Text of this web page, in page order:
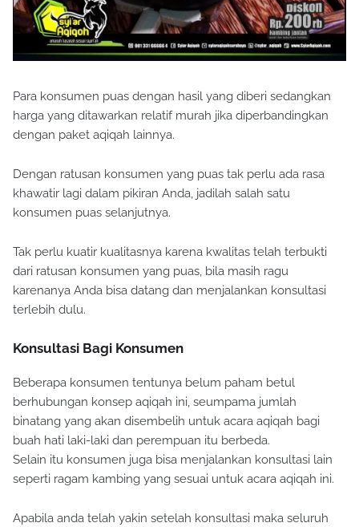
Para konsumen puas dengan hasil yang diberi sedangkan
harga yang ditawarkan relatif murah jika diperbandingkan
dengan paket aqiqah lainnya.
Dengan ratusan konsumen yang puas tak perlu ada rasa
khawatir lagi dalam pikiran Anda, jadilah salah satu
konsumen puas selanjutnya.
Tak perlu kuatir kualitasnya karena kwalitas telah terbukti
dari ratusan konsumen yang puas, bila masih ragu
karenanya Anda bisa datang dan menjalankan konsultasi
terlebih dulu.
Konsultasi Bagi Konsumen
Beberapa konsumen tentunya belum paham betul
berhubungan konsep aqiqah ini, seumpama jumlah
binatang yang akan disembelih untuk acara aqiqah bagi
buah hati laki-laki dan perempuan itu berbeda.
Selain itu konsumen juga bisa menjalankan konsultasi lain
seperti ragam kambing yang sesuai untuk acara aqiqah ini.
Apabila anda telah yakin setelah konsultasi maka seluruh